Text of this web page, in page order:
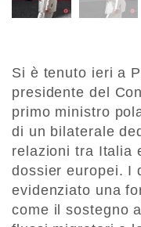
Si è tenuto ieri a
presidente del
primo ministro
di un bilaterale
relazioni tra Italia
dossier europei. I
evidenziato una
come il sostegno